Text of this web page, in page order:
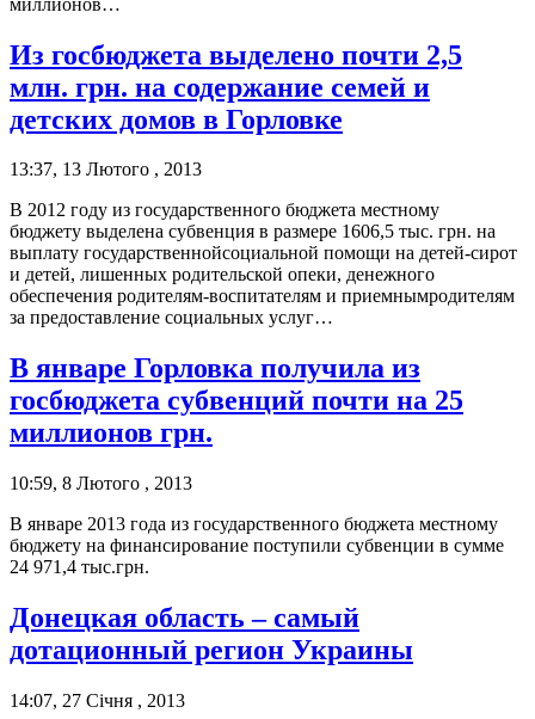
Из госбюджета выделено почти 2,5
млн. грн. на содержание семей и
детских домов в Горловке
13:37, 13 Лютого , 2013
В 2012 году из государственного бюджета местному
бюджету выделена субвенция в размере 1606,5 тыс. грн. на
выплату государственнойсоциальной помощи на детей-сирот
и детей, лишенных родительской опеки, денежного
обеспечения родителям-воспитателям и приемнымродителям
за предоставление социальных услуг…
В январе Горловка получила из
госбюджета субвенций почти на 25
миллионов грн.
10:59, 8 Лютого , 2013
В январе 2013 года из государственного бюджета местному
бюджету на финансирование поступили субвенции в сумме
24 971,4 тыс.грн.
Донецкая область – самый
дотационный регион Украины
14:07, 27 Січня , 2013